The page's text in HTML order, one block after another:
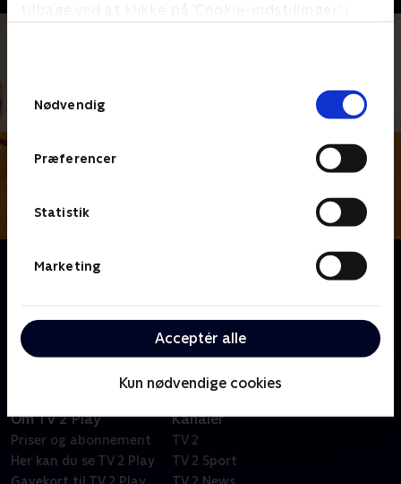
tilbage ved at klikke på ’Cookie-indstillinger’ i
Nødvendig
Præferencer
Statistik
Marketing
Acceptér alle
Kun nødvendige cookies
Om Rundt på gulvet
Se med, når seks af Danmarks absolut sjoveste
hylende morsomme og skæve improvisationslege.
Om TV 2 Play
Priser og abonnement
Her kan du se TV 2 Play
Gavekort til TV 2 Play
Kanaler
TV 2
TV 2 Sport
TV 2 News